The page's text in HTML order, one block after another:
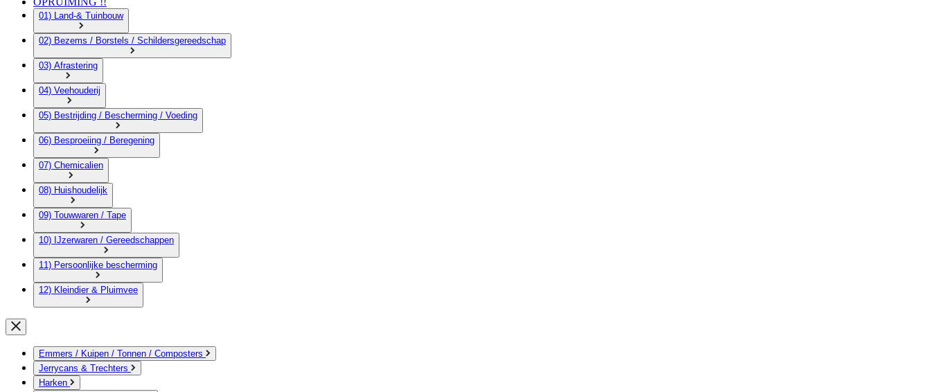
01) Land-& Tuinbouw
02) Bezems / Borstels / Schildersgereedschap
03) Afrastering
04) Veehouderij
05) Bestrijding / Bescherming / Voeding
06) Besproeiing / Beregening
07) Chemicalien
08) Huishoudelijk
09) Touwwaren / Tape
10) IJzerwaren / Gereedschappen
11) Persoonlijke bescherming
12) Kleindier & Pluimvee
Emmers / Kuipen / Tonnen / Composters
Jerrycans & Trechters
Harken